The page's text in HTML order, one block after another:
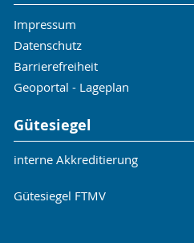
Impressum
Datenschutz
Barrierefreiheit
Geoportal - Lageplan
Gütesiegel
interne Akkreditierung
Gütesiegel FTMV